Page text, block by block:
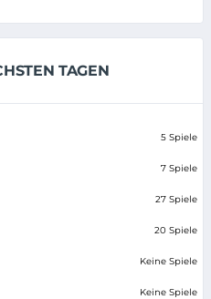
TAGEN
5 Spiele
7 Spiele
27 Spiele
20 Spiele
Keine Spiele
Keine Spiele